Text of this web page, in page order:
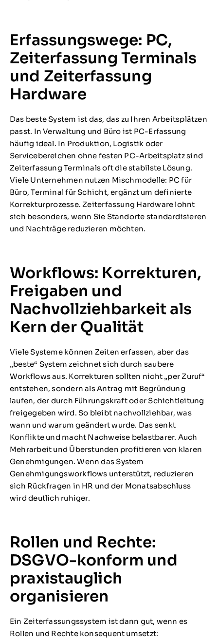
Erfassungswege: PC,
Zeiterfassung Terminals
und Zeiterfassung
Hardware
Das beste System ist das, das zu Ihren Arbeitsplätzen
passt. In Verwaltung und Büro ist PC-Erfassung
häufig ideal. In Produktion, Logistik oder
Servicebereichen ohne festen PC-Arbeitsplatz sind
Zeiterfassung Terminals oft die stabilste Lösung.
Viele Unternehmen nutzen Mischmodelle: PC für
Büro, Terminal für Schicht, ergänzt um definierte
Korrekturprozesse. Zeiterfassung Hardware lohnt
sich besonders, wenn Sie Standorte standardisieren
und Nachträge reduzieren möchten.
Workflows: Korrekturen,
Freigaben und
Nachvollziehbarkeit als
Kern der Qualität
Viele Systeme können Zeiten erfassen, aber das
„beste“ System zeichnet sich durch saubere
Workflows aus. Korrekturen sollten nicht „per Zuruf“
entstehen, sondern als Antrag mit Begründung
laufen, der durch Führungskraft oder Schichtleitung
freigegeben wird. So bleibt nachvollziehbar, was
wann und warum geändert wurde. Das senkt
Konflikte und macht Nachweise belastbarer. Auch
Mehrarbeit und Überstunden profitieren von klaren
Genehmigungen. Wenn das System
Genehmigungsworkflows unterstützt, reduzieren
sich Rückfragen in HR und der Monatsabschluss
wird deutlich ruhiger.
Rollen und Rechte:
DSGVO-konform und
praxistauglich
organisieren
Ein Zeiterfassungssystem ist dann gut, wenn es
Rollen und Rechte konsequent umsetzt: